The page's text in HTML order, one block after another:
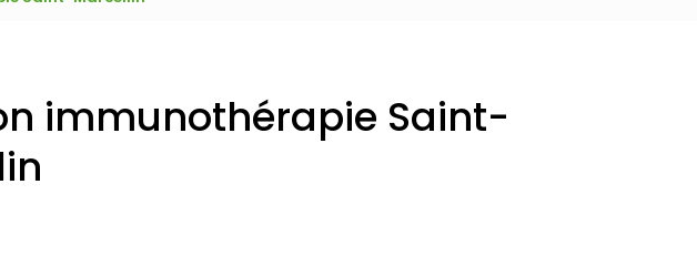
immunothérapie Saint-